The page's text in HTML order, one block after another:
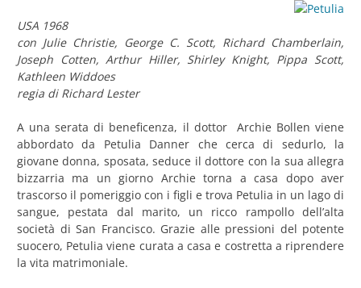
USA 1968
con Julie Christie, George C. Scott, Richard Chamberlain,
Joseph Cotten, Arthur Hiller, Shirley Knight, Pippa Scott,
Kathleen Widdoes
regia di Richard Lester
A una serata di beneficenza, il dottor Archie Bollen viene
abbordato da Petulia Danner che cerca di sedurlo, la
giovane donna, sposata, seduce il dottore con la sua allegra
bizzarria ma un giorno Archie torna a casa dopo aver
trascorso il pomeriggio con i figli e trova Petulia in un lago di
sangue, pestata dal marito, un ricco rampollo dell’alta
società di San Francisco. Grazie alle pressioni del potente
suocero, Petulia viene curata a casa e costretta a riprendere
la vita matrimoniale.